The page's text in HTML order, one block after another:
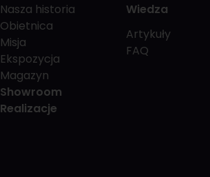
Nasza historia
Obietnica
Misja
Ekspozycja
Magazyn
Showroom
Realizacje
Wiedza
Artykuły
FAQ